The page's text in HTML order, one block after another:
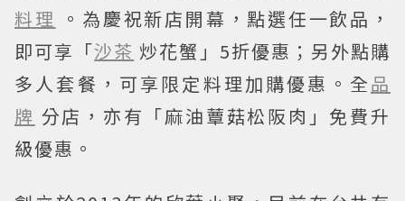
料理 。為慶祝新店開幕，點選任一飲品，
即可享「沙茶 炒花蟹」5折優惠；另外點購
多人套餐，可享限定料理加購優惠。全品
牌 分店，亦有「麻油蕈菇松阪肉」免費升
級優惠。